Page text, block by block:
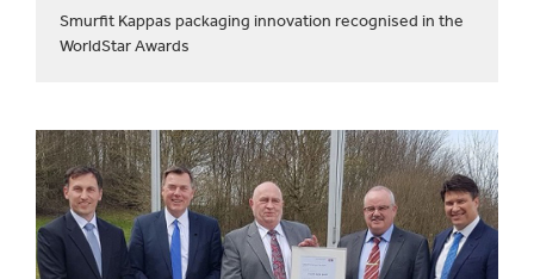
Smurfit Kappas packaging innovation recognised in the
WorldStar Awards